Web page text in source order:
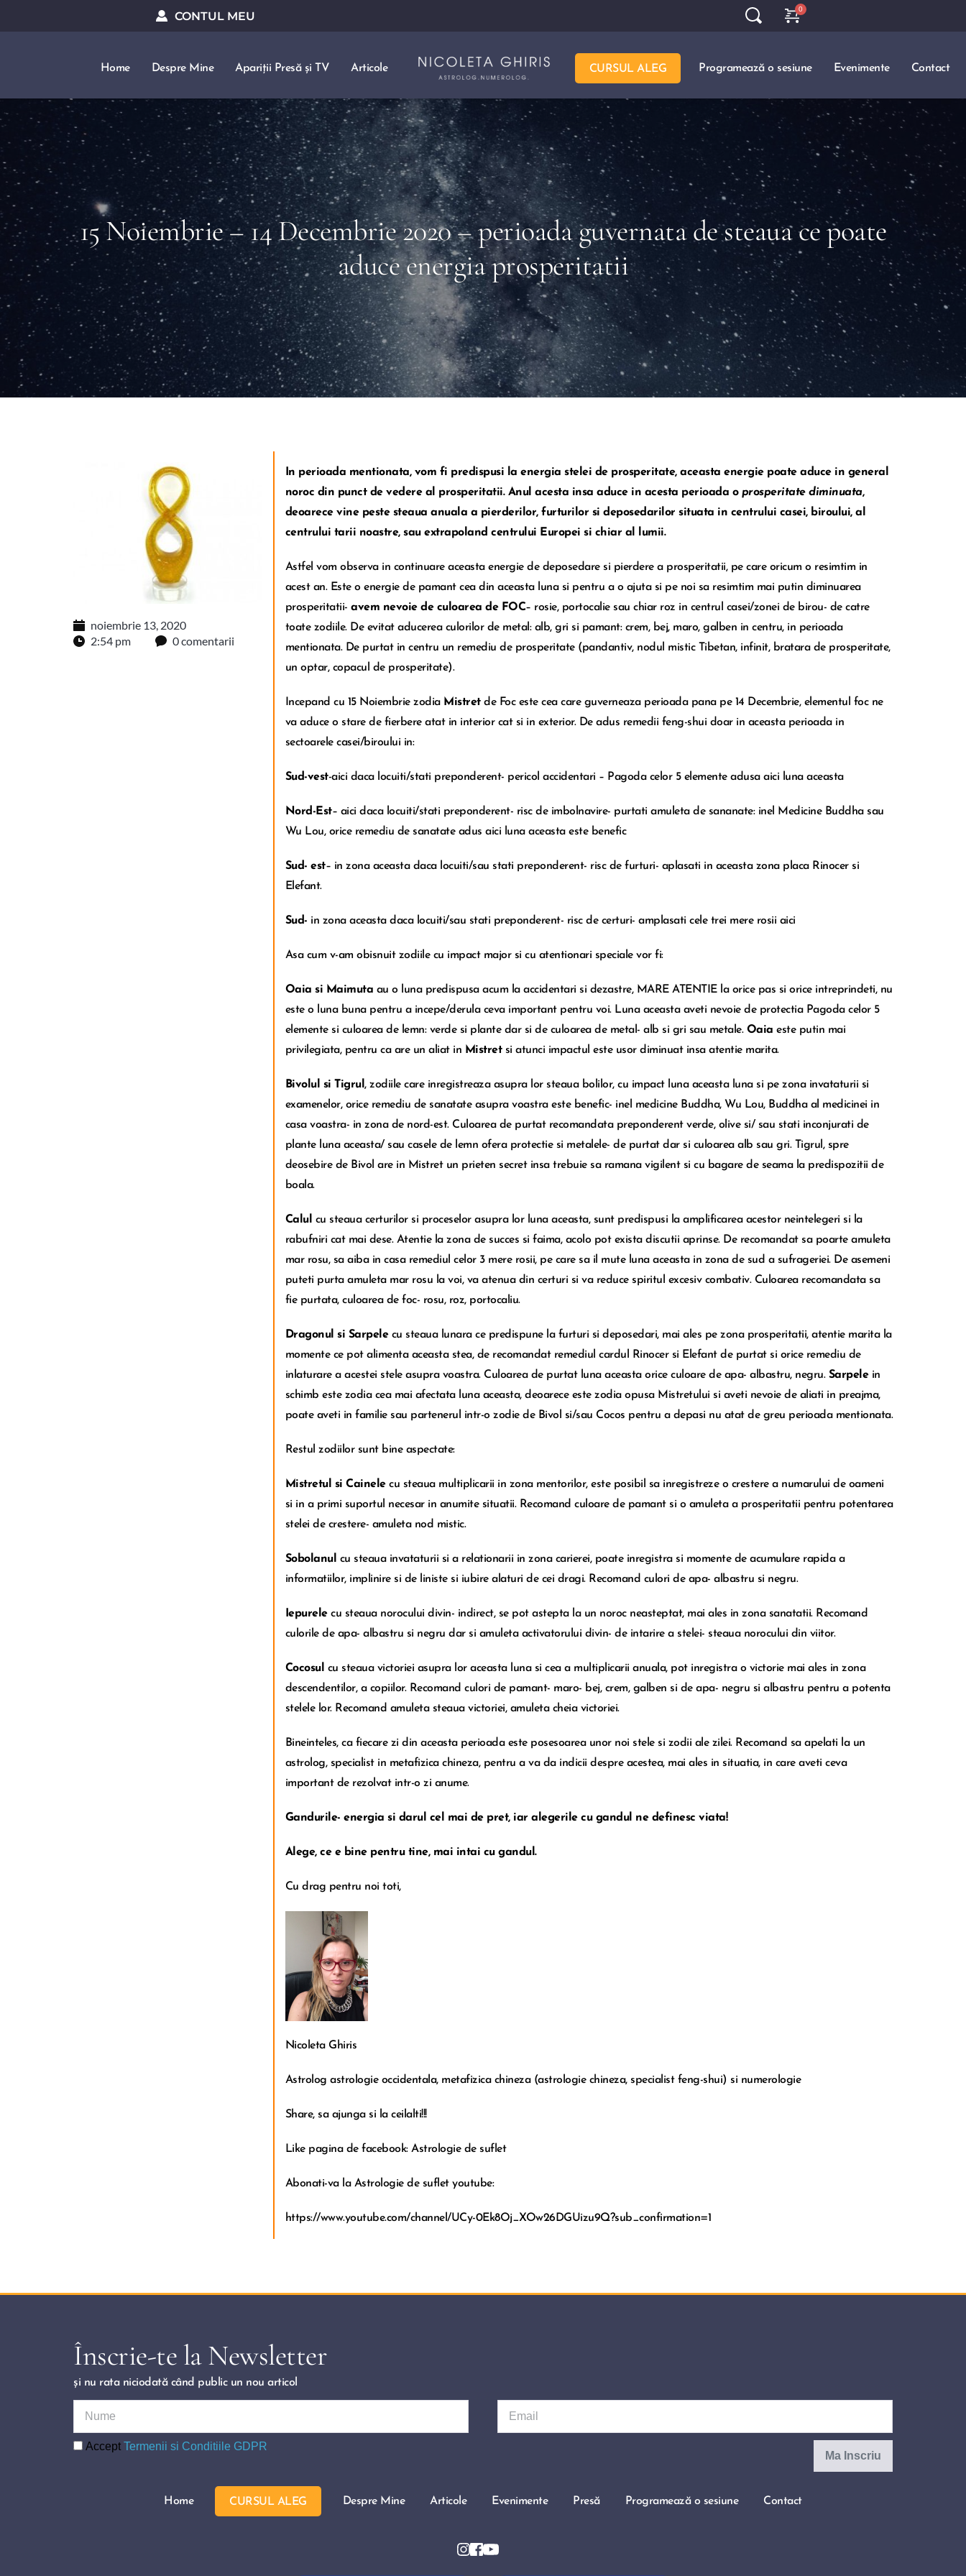
CONTUL MEU
Home Despre Mine Apariții Presă și TV Articole CURSUL ALEG Programează o sesiune Evenimente Contact
15 Noiembrie – 14 Decembrie 2020 – perioada guvernata de steaua ce poate
aduce energia prosperitatii
noiembrie 13, 2020
2:54 pm
0 comentarii
In perioada mentionata, vom fi predispusi la energia stelei de prosperitate, aceasta energie poate aduce in general
noroc din punct de vedere al prosperitatii. Anul acesta insa aduce in acesta perioada oprosperitate diminuata,
deoarece vine peste steaua anuala a pierderilor, furturilor si deposedarilor situata in centrului casei, biroului, al
centrului tarii noastre, sau extrapoland centrului Europei si chiar al lumii.
Astfel vom observa in continuare aceasta energie de deposedare si pierdere a prosperitatii, pe care oricum o resimtim in
acest an. Este o energie de pamant cea din aceasta luna si pentru a o ajuta si pe noi sa resimtim mai putin diminuarea
prosperitatii- avem nevoie de culoarea de FOC– rosie, portocalie sau chiar roz in centrul casei/zonei de birou- de catre
toate zodiile. De evitat aducerea culorilor de metal: alb, gri si pamant: crem, bej, maro, galben in centru, in perioada
mentionata. De purtat in centru un remediu de prosperitate (pandantiv, nodul mistic Tibetan, infinit, bratara de prosperitate,
un optar, copacul de prosperitate).
Incepand cu 15 Noiembrie zodia Mistret de Foc este cea care guverneaza perioada pana pe 14 Decembrie, elementul foc ne
va aduce o stare de fierbere atat in interior cat si in exterior. De adus remedii feng-shui doar in aceasta perioada in
sectoarele casei/biroului in:
Sud-vest-aici daca locuiti/stati preponderent- pericol accidentari – Pagoda celor 5 elemente adusa aici luna aceasta
Nord-Est– aici daca locuiti/stati preponderent- risc de imbolnavire- purtati amuleta de sananate: inel Medicine Buddha sau
Wu Lou, orice remediu de sanatate adus aici luna aceasta este benefic
Sud- est– in zona aceasta daca locuiti/sau stati preponderent- risc de furturi- aplasati in aceasta zona placa Rinocer si
Elefant.
Sud- in zona aceasta daca locuiti/sau stati preponderent- risc de certuri- amplasati cele trei mere rosii aici
Asa cum v-am obisnuit zodiile cu impact major si cu atentionari speciale vor fi:
Oaia si Maimuta au o luna predispusa acum la accidentari si dezastre, MARE ATENTIE la orice pas si orice intreprindeti, nu
este o luna buna pentru a incepe/derula ceva important pentru voi. Luna aceasta aveti nevoie de protectia Pagoda celor 5
elemente si culoarea de lemn: verde si plante dar si de culoarea de metal- alb si gri sau metale. Oaia este putin mai
privilegiata, pentru ca are un aliat in Mistret si atunci impactul este usor diminuat insa atentie marita.
Bivolul si Tigrul , zodiile care inregistreaza asupra lor steaua bolilor, cu impact luna aceasta luna si pe zona invataturii si
examenelor, orice remediu de sanatate asupra voastra este benefic- inel medicine Buddha, Wu Lou, Buddha al medicinei in
casa voastra- in zona de nord-est. Culoarea de purtat recomandata preponderent verde, olive si/ sau stati inconjurati de
plante luna aceasta/ sau casele de lemn ofera protectie si metalele- de purtat dar si culoarea alb sau gri. Tigrul, spre
deosebire de Bivol are in Mistret un prieten secret insa trebuie sa ramana vigilent si cu bagare de seama la predispozitii de
boala.
Calul cu steaua certurilor si proceselor asupra lor luna aceasta, sunt predispusi la amplificarea acestor neintelegeri si la
rabufniri cat mai dese. Atentie la zona de succes si faima, acolo pot exista discutii aprinse. De recomandat sa poarte amuleta
mar rosu, sa aiba in casa remediul celor 3 mere rosii, pe care sa il mute luna aceasta in zona de sud a sufrageriei. De asemeni
puteti purta amuleta mar rosu la voi, va atenua din certuri si va reduce spiritul excesiv combativ. Culoarea recomandata sa
fie purtata, culoarea de foc- rosu, roz, portocaliu.
Dragonul si Sarpelecu steaua lunara ce predispune la furturi si deposedari, mai ales pe zona prosperitatii, atentie marita la
momente ce pot alimenta aceasta stea, de recomandat remediul cardul Rinocer si Elefant de purtat si orice remediu de
inlaturare a acestei stele asupra voastra. Culoarea de purtat luna aceasta orice culoare de apa- albastru, negru. Sarpelein
schimb este zodia cea mai afectata luna aceasta, deoarece este zodia opusa Mistretului si aveti nevoie de aliati in preajma,
poate aveti in familie sau partenerul intr-o zodie de Bivol si/sau Cocos pentru a depasi nu atat de greu perioada mentionata.
Restul zodiilor sunt bine aspectate:
Mistretul si Cainelecu steaua multiplicarii in zona mentorilor, este posibil sa inregistreze o crestere a numarului de oameni
si in a primi suportul necesar in anumite situatii. Recomand culoare de pamant si o amuleta a prosperitatii pentru potentarea
stelei de crestere- amuleta nod mistic.
Sobolanul cu steaua invataturii si a relationarii in zona carierei, poate inregistra si momente de acumulare rapida a
informatiilor, implinire si de liniste si iubire alaturi de cei dragi. Recomand culori de apa- albastru si negru.
Iepurelecu steaua norocului divin- indirect, se pot astepta la un noroc neasteptat, mai ales in zona sanatatii. Recomand
culorile de apa- albastru si negru dar si amuleta activatorului divin- de intarire a stelei- steaua norocului din viitor.
Cocosul cu steaua victoriei asupra lor aceasta luna si cea a multiplicarii anuala, pot inregistra o victorie mai ales in zona
descendentilor, a copiilor. Recomand culori de pamant- maro- bej, crem, galben si de apa- negru si albastru pentru a potenta
stelele lor. Recomand amuleta steaua victoriei, amuleta cheia victoriei.
Bineinteles, ca fiecare zi din aceasta perioada este posesoarea unor noi stele si zodii ale zilei. Recomand sa apelati la un
astrolog, specialist in metafizica chineza, pentru a va da indicii despre acestea, mai ales in situatia, in care aveti ceva
important de rezolvat intr-o zi anume.
Gandurile- energia si darul cel mai de pret, iar alegerile cu gandul ne definesc viata!
Alege, ce e bine pentru tine, mai intai cu gandul.
Cu drag pentru noi toti,
Nicoleta Ghiris
Astrolog astrologie occidentala, metafizica chineza (astrologie chineza, specialist feng-shui) si numerologie
Share, sa ajunga si la ceilalti!!!
Like pagina de facebook: Astrologie de suflet
Abonati-va la Astrologie de suflet youtube:
https://www.youtube.com/channel/UCy-0Ek8Oj_XOw26DGUizu9Q?sub_confirmation=1
Înscrie-te la Newsletter
și nu rata niciodată când public un nou articol
Accept Termenii si Conditiile GDPR
Home CURSUL ALEG Despre Mine Articole Evenimente Presă Programează o sesiune Contact